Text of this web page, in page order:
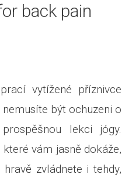
back pain
vytížené příznivce
nemusíte být ochuzeni o
lekci jógy.
vám jasně dokáže,
zvládnete i tehdy,